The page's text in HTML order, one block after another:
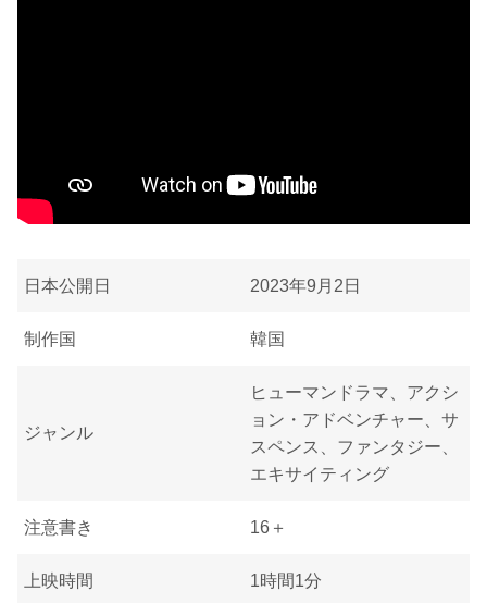
日本公開日 2023年9月2日
制作国 韓国
ジャンル
ヒューマンドラマ、アクシ
ョン・アドベンチャー、サ
スペンス、ファンタジー、
エキサイティング
注意書き 16＋
上映時間 1時間1分